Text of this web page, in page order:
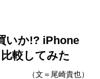
いか!? iPhone
較してみた
（文＝尾崎貴也）